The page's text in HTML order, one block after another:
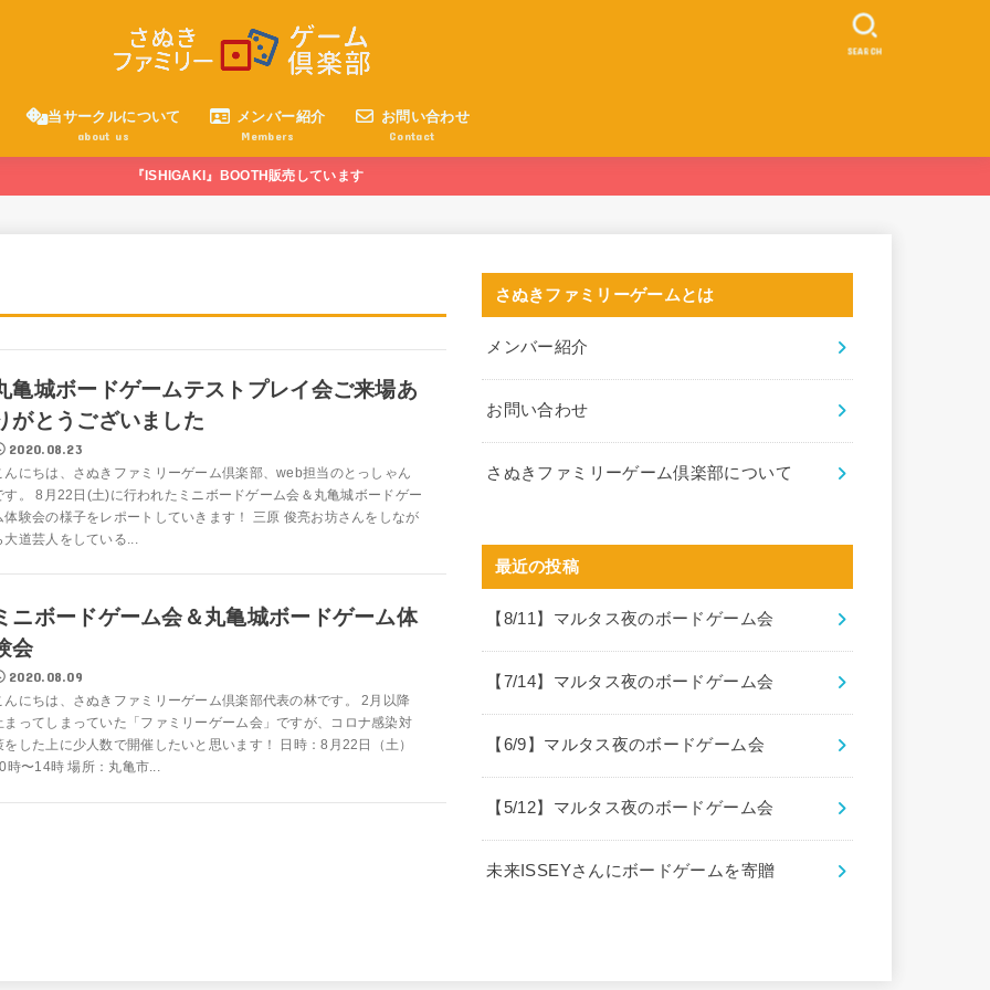
当サークルについて
about us
メンバー紹介
Members
お問い合わせ
Contact
SEARCH
『ISHIGAKI』BOOTH販売しています
亀城ボードゲームテストプレイ会ご来場あ
がとうございました
2020.08.23
んにちは、さぬきファミリーゲーム倶楽部、web担当のとっしゃん
す。 8月22日(土)に行われたミニボードゲーム会＆丸亀城ボードゲー
体験会の様子をレポートしていきます！ 三原 俊亮お坊さんをしなが
大道芸人をしている...
ニボードゲーム会＆丸亀城ボードゲーム体
会
2020.08.09
んにちは、さぬきファミリーゲーム倶楽部代表の林です。 2月以降
まってしまっていた「ファミリーゲーム会」ですが、コロナ感染対
をした上に少人数で開催したいと思います！ 日時：8月22日（土）
時〜14時 場所：丸亀市...
さぬきファミリーゲームとは
メンバー紹介
お問い合わせ
さぬきファミリーゲーム倶楽部について
最近の投稿
【8/11】マルタス夜のボードゲーム会
【7/14】マルタス夜のボードゲーム会
【6/9】マルタス夜のボードゲーム会
【5/12】マルタス夜のボードゲーム会
未来ISSEYさんにボードゲームを寄贈